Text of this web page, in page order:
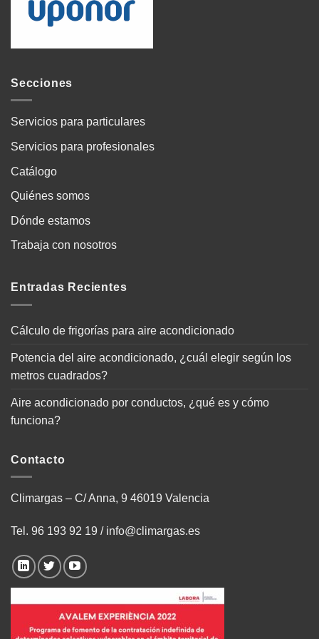
Secciones
Servicios para particulares
Servicios para profesionales
Catálogo
Quiénes somos
Dónde estamos
Trabaja con nosotros
Entradas Recientes
Cálculo de frigorías para aire acondicionado
Potencia del aire acondicionado, ¿cuál elegir según los
metros cuadrados?
Aire acondicionado por conductos, ¿qué es y cómo
funciona?
Contacto
Climargas – C/ Anna, 9 46019 Valencia
Tel. 96 193 92 19 /info@climargas.es